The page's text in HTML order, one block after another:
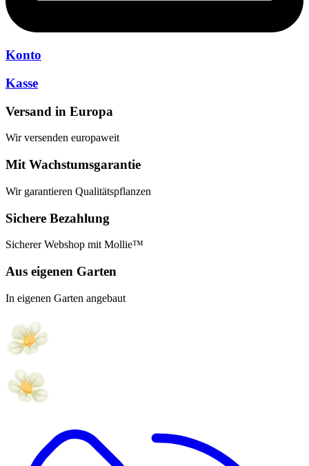
Konto
Kasse
Versand in Europa
Wir versenden europaweit
Mit Wachstumsgarantie
Wir garantieren Qualitätspflanzen
Sichere Bezahlung
Sicherer Webshop mit Mollie™
Aus eigenen Garten
In eigenen Garten angebaut